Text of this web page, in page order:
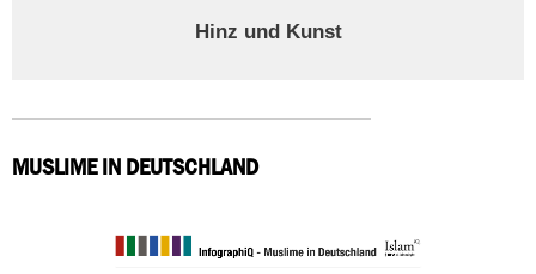
Hinz und Kunst
MUSLIME IN DEUTSCHLAND